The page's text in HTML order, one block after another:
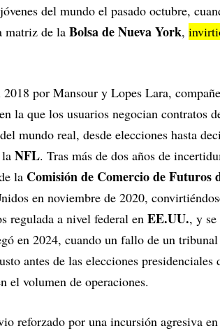
del mundo el pasado octubre,
matriz de la Bolsa de Nueva York,
por Mansour y Lopes Lara,
la que los usuarios negocian contratos
mundo real, desde elecciones hasta
NFL. Tras más de dos años de
la Comisión de Comercio de Futuros
en noviembre de 2020,
regulada a nivel federal en EE.UU., y
en 2024, cuando un fallo de un
antes de las elecciones
el volumen de operaciones.
reforzado por una incursión agresiva